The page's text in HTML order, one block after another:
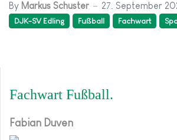
By Markus Schuster 27. September
DJK-SV Edling Fußball Fachwart
Fachwart Fußball
Fabian Duven